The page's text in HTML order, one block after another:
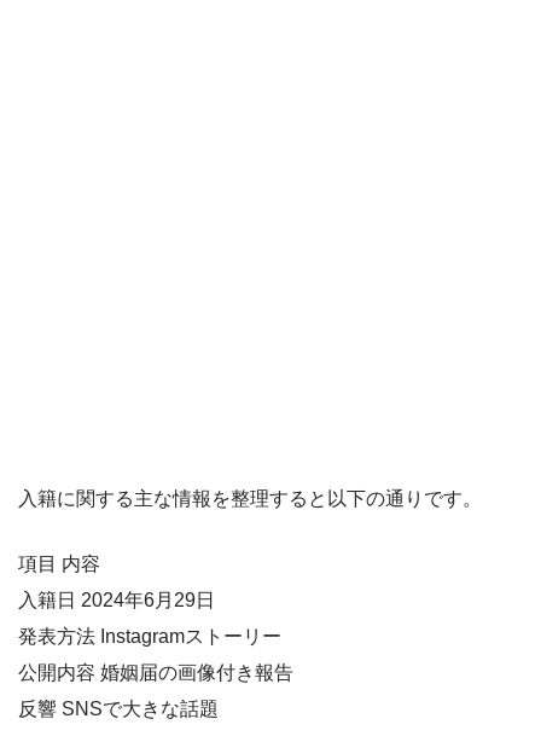
入籍に関する主な情報を整理すると以下の通りです。
項目 内容
入籍日 2024年6月29日
発表方法 Instagramストーリー
公開内容 婚姻届の画像付き報告
反響 SNSで大きな話題